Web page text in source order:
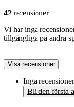
42 recensioner
Vi har inga
tillgängliga på andra
Visa recensioner
Inga
Bli den första